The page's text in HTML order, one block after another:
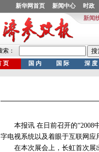
本报讯 在日前召开的“2008中
字电视系统以及着眼于互联网应
在本次展会上，长虹首次展出